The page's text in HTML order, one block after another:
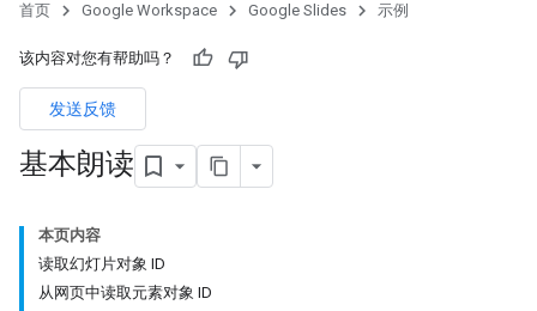
首页 Google Workspace Google Slides 示例
该内容对您有帮助吗？
发送反馈
基本朗读
本页内容
读取幻灯片对象 ID
从网页中读取元素对象 ID